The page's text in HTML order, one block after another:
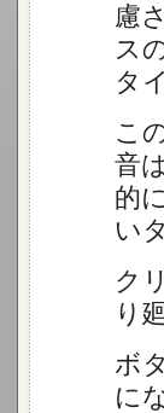
慮
ス
タ
こ
音
的
い
ク
り
ボ
に